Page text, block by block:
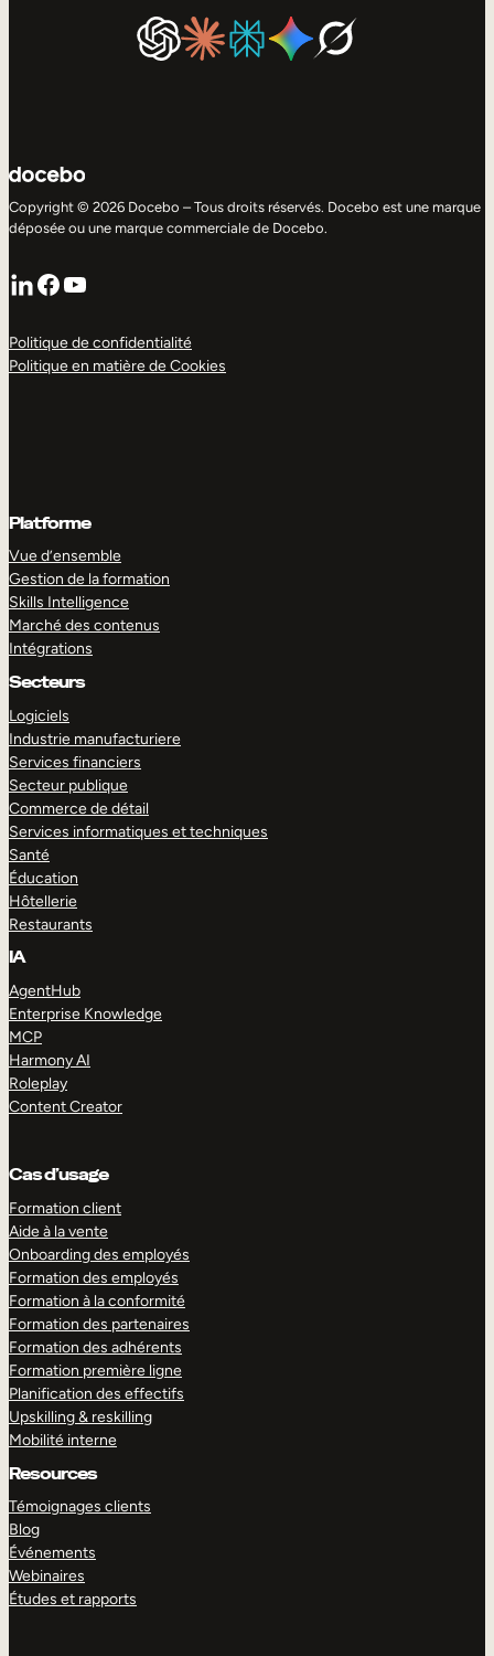
Copyright © 2026 Docebo – Tous droits réservés. Docebo est une marque
déposée ou une marque commerciale de Docebo.
LinkedIn
Facebook
YouTube
Politique de confidentialité
Politique en matière de Cookies
Platforme
Vue d’ensemble
Gestion de la formation
Skills Intelligence
Marché des contenus
Intégrations
Secteurs
Logiciels
Industrie manufacturiere
Services financiers
Secteur publique
Commerce de détail
Services informatiques et techniques
Santé
Éducation
Hôtellerie
Restaurants
IA
AgentHub
Enterprise Knowledge
MCP
Harmony AI
Roleplay
Content Creator
Cas d’usage
Formation client
Aide à la vente
Onboarding des employés
Formation des employés
Formation à la conformité
Formation des partenaires
Formation des adhérents
Formation première ligne
Planification des effectifs
Upskilling & reskilling
Mobilité interne
Resources
Témoignages clients
Blog
Événements
Webinaires
Études et rapports